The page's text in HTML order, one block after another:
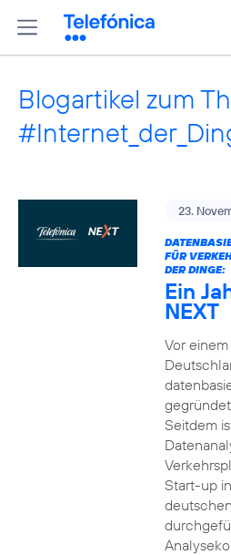
Blogartikel zum
23.
FÜR
DER DINGE:
Ein
NEXT
Vor
Seitdem
Start-up